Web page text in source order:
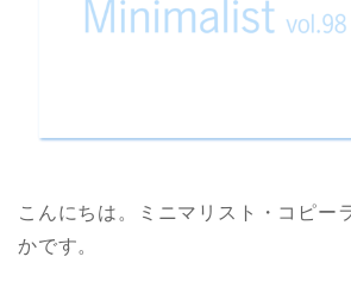
こんにちは。ミニマリスト・コピー
かです。